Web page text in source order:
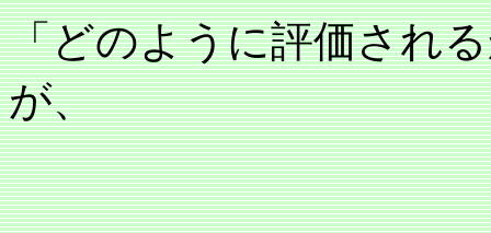
「どのように評価され
が、